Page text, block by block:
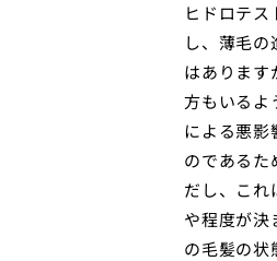
ヒドロテ
し、薄毛
はあります
方もいるよ
による悪影
のであるた
だし、これ
や程度が決
の毛髪の状